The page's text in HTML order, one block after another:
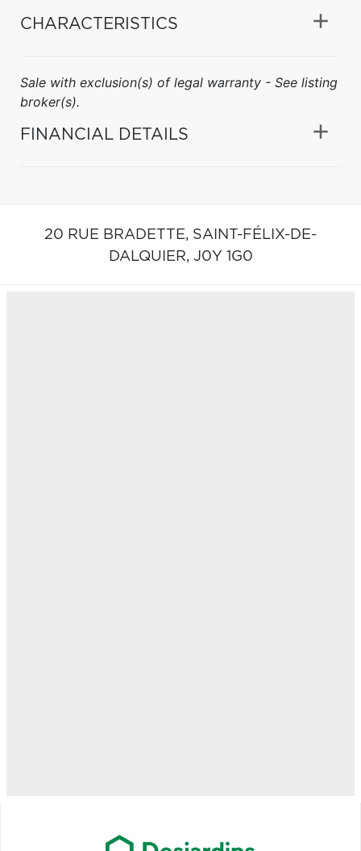
CHARACTERISTICS
Sale with exclusion(s) of legal warranty - See listing
broker(s).
FINANCIAL DETAILS
20 RUE BRADETTE, SAINT-FÉLIX-DE-
DALQUIER, J0Y 1G0